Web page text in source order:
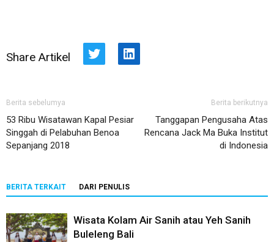
Share Artikel Twitter LinkedIn
Berita sebelumya
53 Ribu Wisatawan Kapal Pesiar
Singgah di Pelabuhan Benoa
Sepanjang 2018
Berita berikutnya
Tanggapan Pengusaha Atas
Rencana Jack Ma Buka Institut
di Indonesia
BERITA TERKAIT DARI PENULIS
Wisata Kolam Air Sanih atau Yeh Sanih
Buleleng Bali